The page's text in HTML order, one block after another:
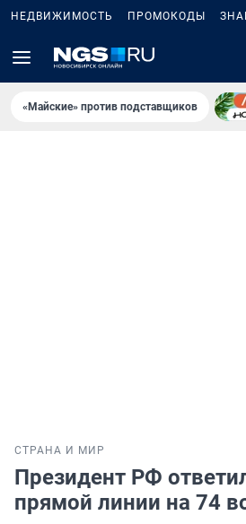
НЕДВИЖИМОСТЬ ПРОМОКОДЫ
«Майские» против подставщиков
СТРАНА И МИР
Президент РФ
прямой линии на 74